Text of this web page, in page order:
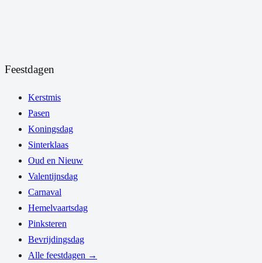
Feestdagen
Kerstmis
Pasen
Koningsdag
Sinterklaas
Oud en Nieuw
Valentijnsdag
Carnaval
Hemelvaartsdag
Pinksteren
Bevrijdingsdag
Alle feestdagen →